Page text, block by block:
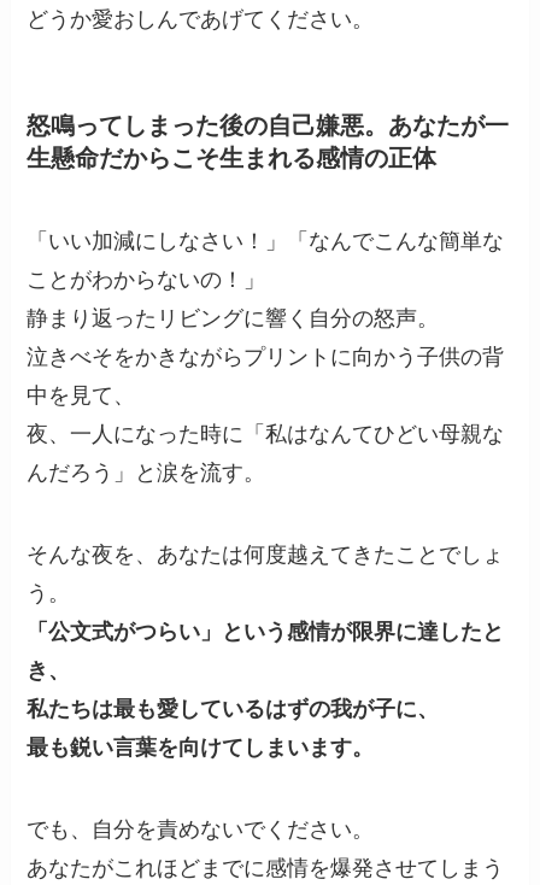
どうか愛おしんであげてください。
怒鳴ってしまった後の自己嫌悪。あなたが一
生懸命だからこそ生まれる感情の正体
「いい加減にしなさい！」「なんでこんな簡単な
ことがわからないの！」
静まり返ったリビングに響く自分の怒声。
泣きべそをかきながらプリントに向かう子供の背
中を見て、
夜、一人になった時に「私はなんてひどい母親な
んだろう」と涙を流す。
そんな夜を、あなたは何度越えてきたことでしょ
う。
「公文式がつらい」という感情が限界に達したと
き、
私たちは最も愛しているはずの我が子に、
最も鋭い言葉を向けてしまいます。
でも、自分を責めないでください。
あなたがこれほどまでに感情を爆発させてしまう